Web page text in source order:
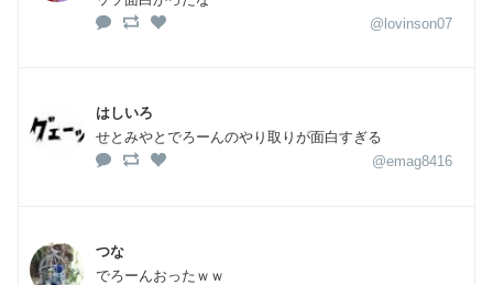
@lovinson07
はしいろ
せとみやとでろーんのやり取りが面白すぎる
@emag8416
つな
でろーんおったｗｗ